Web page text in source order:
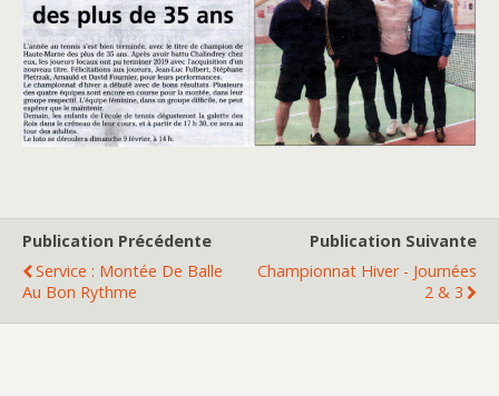
Publication Précédente
Service : Montée De Balle
Au Bon Rythme
Publication Suivante
Championnat Hiver - Journées
2 & 3